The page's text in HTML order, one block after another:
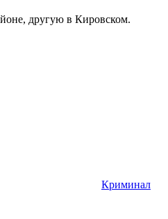
другую в Кировском.
Криминал